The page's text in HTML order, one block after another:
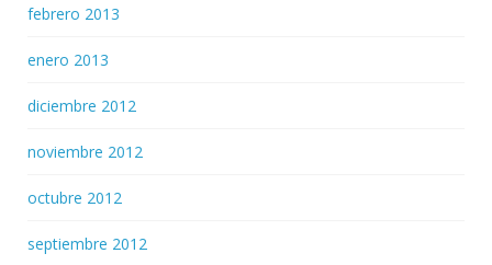
febrero 2013
enero 2013
diciembre 2012
noviembre 2012
octubre 2012
septiembre 2012